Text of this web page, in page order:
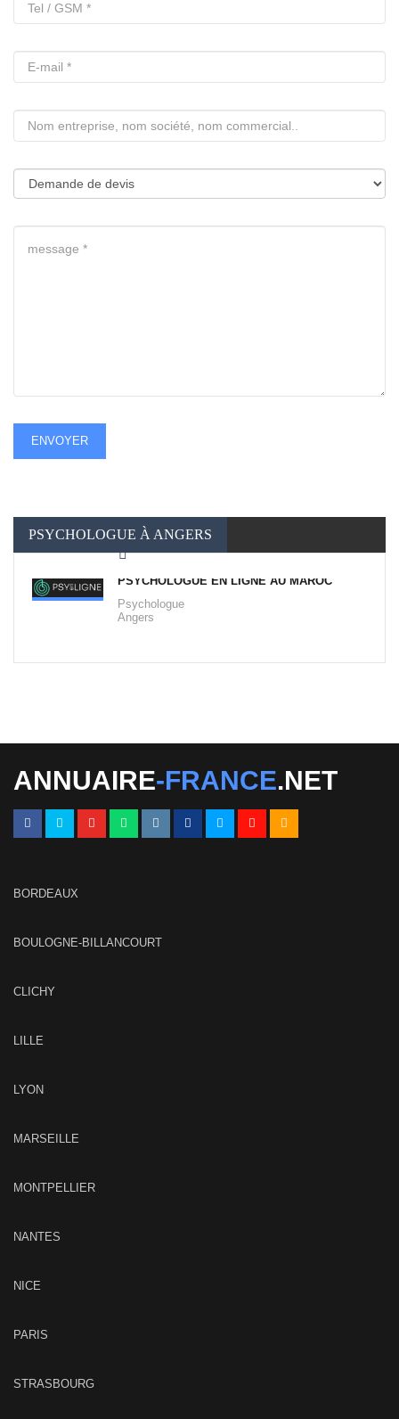
ENVOYER
PSYCHOLOGUE À ANGERS
PSYCHOLOGUE EN LIGNE AU MAROC
Psychologue
Angers
ANNUAIRE-FRANCE.NET
BORDEAUX
BOULOGNE-BILLANCOURT
CLICHY
LILLE
LYON
MARSEILLE
MONTPELLIER
NANTES
NICE
PARIS
STRASBOURG